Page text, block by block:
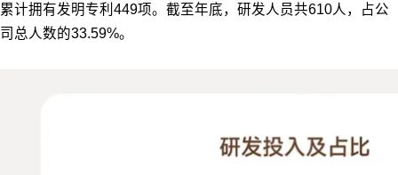
累计拥有发明专利449项。截至年底，研发人员共610人，占公
司总人数的33.59%。